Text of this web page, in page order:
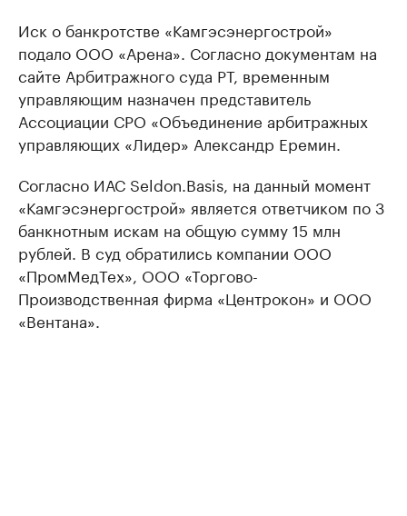
Иск о банкротстве «Камгэсэнергострой»
подало ООО «Арена». Согласно документам на
сайте Арбитражного суда РТ, временным
управляющим назначен представитель
Ассоциации СРО «Объединение арбитражных
управляющих «Лидер» Александр Еремин.
Согласно ИАС Seldon.Basis, на данный момент
«Камгэсэнергострой» является ответчиком по 3
банкнотным искам на общую сумму 15 млн
рублей. В суд обратились компании ООО
«ПромМедТех», ООО «Торгово-
Производственная фирма «Центрокон» и ООО
«Вентана».